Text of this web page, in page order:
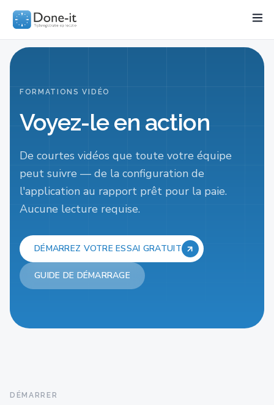
Tarifs
FORMATIONS VIDÉO
Voyez-le en action
De courtes vidéos que toute votre équipe
peut suivre — de la configuration de
l'application au rapport prêt pour la paie.
Aucune lecture requise.
DÉMARREZ VOTRE ESSAI GRATUIT
GUIDE DE DÉMARRAGE
COMMENCEZ ICI
DÉMARRER